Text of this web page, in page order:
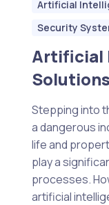
Artificial
Security
Artificial
Solutions
Stepping into
a dangerous
life and
play a
processes.
artificial